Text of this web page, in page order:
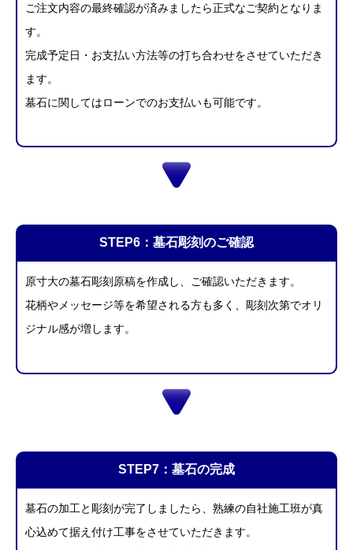
ご注文内容の最終確認が済みましたら正式なご契約となりま
す。
完成予定日・お支払い方法等の打ち合わせをさせていただき
ます。
墓石に関してはローンでのお支払いも可能です。
STEP6：墓石彫刻のご確認
原寸大の墓石彫刻原稿を作成し、ご確認いただきます。
花柄やメッセージ等を希望される方も多く、彫刻次第でオリ
ジナル感が増します。
STEP7：墓石の完成
墓石の加工と彫刻が完了しましたら、熟練の自社施工班が真
心込めて据え付け工事をさせていただきます。